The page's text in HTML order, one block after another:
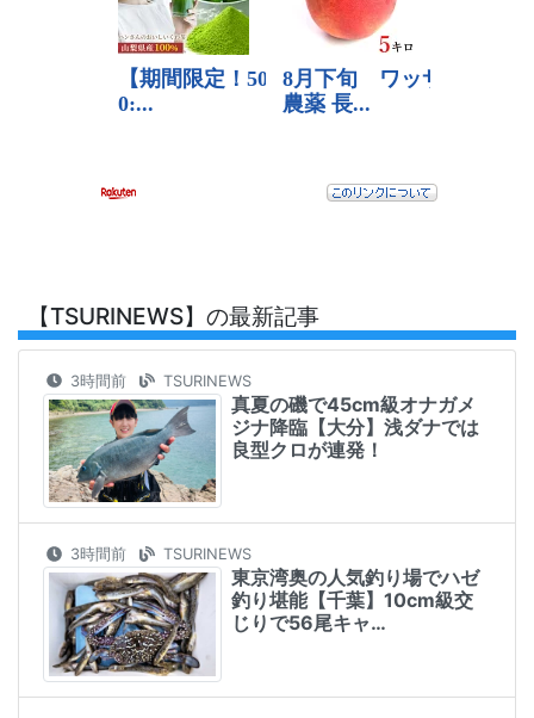
【TSURINEWS】の最新記事
3時間前 TSURINEWS
真夏の磯で45cm級オナガメ
ジナ降臨【大分】浅ダナでは
良型クロが連発！
3時間前 TSURINEWS
東京湾奥の人気釣り場でハゼ
釣り堪能【千葉】10cm級交
じりで56尾キャ…